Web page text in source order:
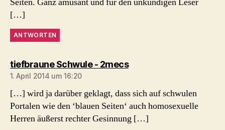
[…]
ANTWORTEN
tiefbraune Schwule - 2mecssagt:
1. April 2014 um 16:20
[…] wird ja darüber geklagt, dass sich auf schwulen
Portalen wie den ‘blauen Seiten‘ auch homosexuelle
Herren äußerst rechter Gesinnung […]